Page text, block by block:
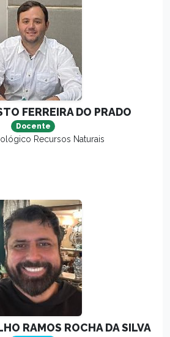
FERREIRA DO PRADO
Docente
Recursos Naturais
RAMOS ROCHA DA SILVA